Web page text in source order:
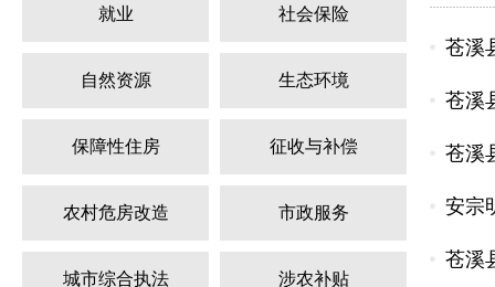
就业 社会保险
自然资源 生态环境
保障性住房 征收与补偿
农村危房改造 市政服务
城市综合执法 涉农补贴
苍溪
苍溪
苍溪
安宗
苍溪